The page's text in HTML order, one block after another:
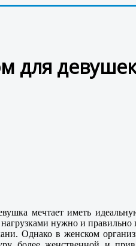
для
мечтает иметь
нужно и правильно
Однако в женском